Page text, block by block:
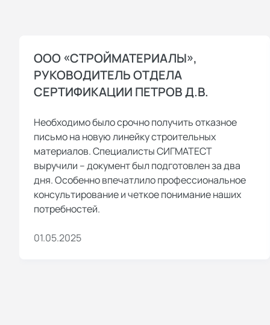
ООО «СТРОЙМАТЕРИАЛЫ»,
РУКОВОДИТЕЛЬ ОТДЕЛА
СЕРТИФИКАЦИИ ПЕТРОВ Д.В.
Необходимо было срочно получить отказное
письмо на новую линейку строительных
материалов. Специалисты СИГМАТЕСТ
выручили – документ был подготовлен за два
дня. Особенно впечатлило профессиональное
консультирование и четкое понимание наших
потребностей.
01.05.2025